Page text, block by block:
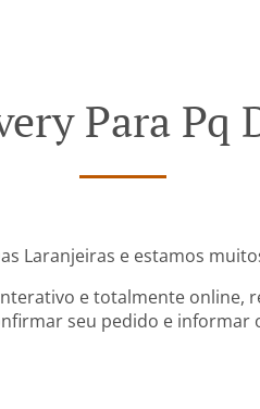
Para Pq
Laranjeiras e estamos
e totalmente online,
seu pedido e informar